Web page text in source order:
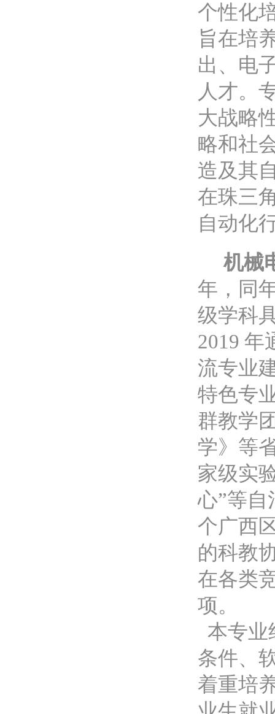
个性化
旨在培
出、电
人才。
大战略
略和社
造及其
在珠三
自动化
机械
年，同
级学科
2019 年
流专业
特色专
群教学
学》等
家级实
心”等自
个广西
的科教
在各类
项。
本专业
条件、
着重培